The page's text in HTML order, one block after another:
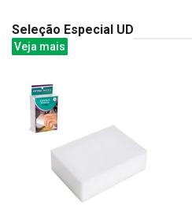
Seleção Especial UD
Veja mais